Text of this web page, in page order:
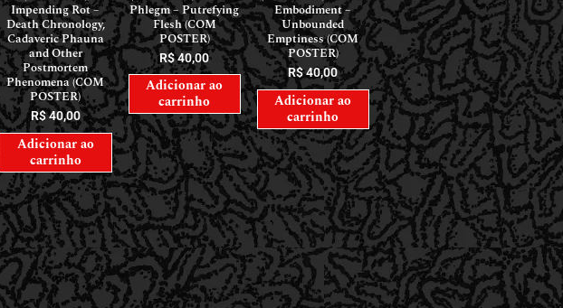
Impending Rot –
Death Chronology,
Cadaveric Phauna
and Other
Postmortem
Phenomena (COM
POSTER)
R$40,00
Adicionar ao
carrinho
Phlegm – Putrefying
Flesh (COM
POSTER)
R$40,00
Adicionar ao
carrinho
Embodiment –
Unbounded
Emptiness (COM
POSTER)
R$40,00
Adicionar ao
carrinho